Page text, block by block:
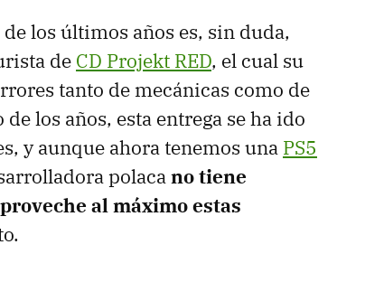
los últimos años es, sin duda,
de CD Projekt RED, el cual su
tanto de mecánicas como de
los años, esta entrega se ha ido
y aunque ahora tenemos una PS5
polacano tiene
al máximo estas